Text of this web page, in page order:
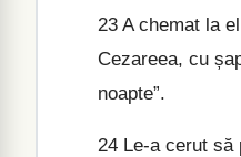
23 A chemat la
Cezareea, cu
noapte”.
24 Le-a cerut să